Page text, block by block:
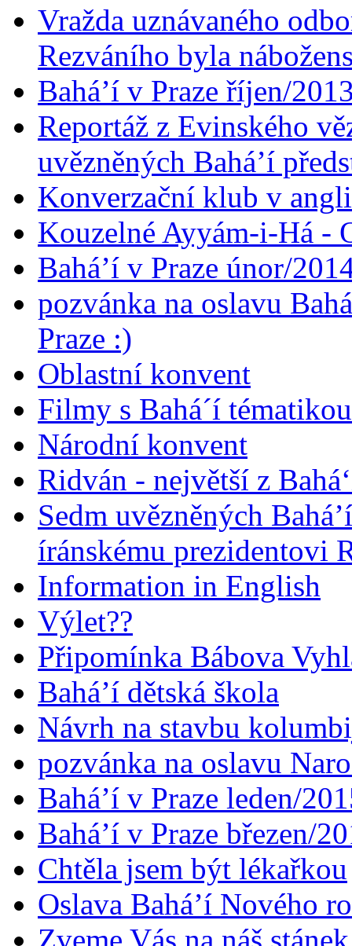
Vražda uznávaného
Rezváního byla
Bahá’í v Praze říjen/
Reportáž z Evinského
uvězněných Bahá’í
Konverzační klub v
Kouzelné Ayyám-i-Há -
Bahá’í v Praze únor/
pozvánka na oslavu
Praze :)
Oblastní konvent
Filmy s Bahá´í
Národní konvent
Ridván - největší z
Sedm uvězněných
íránskému prezidentovi
Information in English
Výlet??
Připomínka Bábova
Bahá’í dětská škola
Návrh na stavbu
pozvánka na oslavu
Bahá’í v Praze leden/
Bahá’í v Praze březen/
Chtěla jsem být lékařkou
Oslava Bahá’í Nového